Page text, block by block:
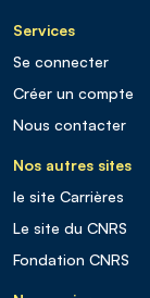
Services
Se connecter
Créer un compte
Nous contacter
Nos autres sites
le site Carrières
Le site du CNRS
Fondation CNRS